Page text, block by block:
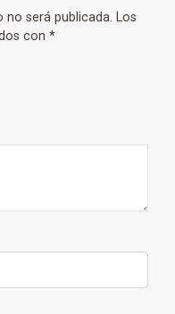
será publicada. Los
con *